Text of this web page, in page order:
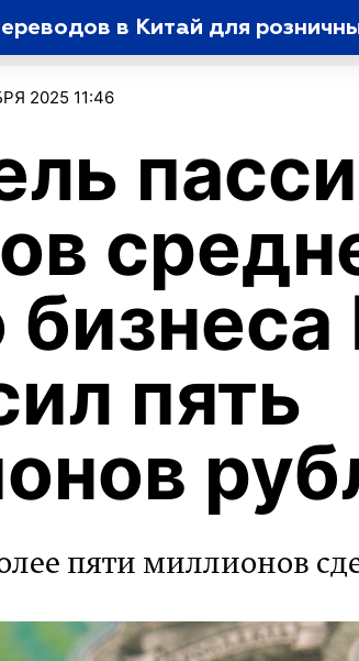
в Китай для
2025 11:46
пять
пяти миллионов